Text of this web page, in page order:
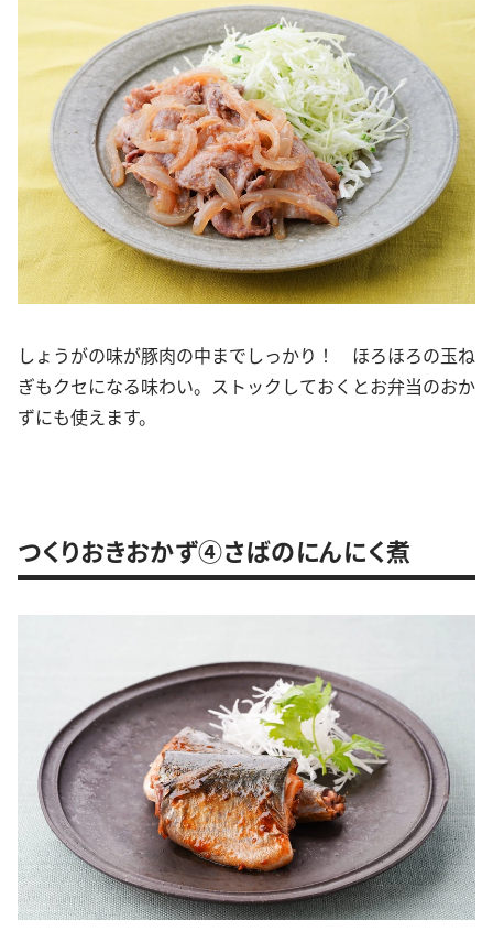
しょうがの味が豚肉の中までしっかり！ ほろほろの玉ね
ぎもクセになる味わい。ストックしておくとお弁当のおか
ずにも使えます。
つくりおきおかず④さばのにんにく煮